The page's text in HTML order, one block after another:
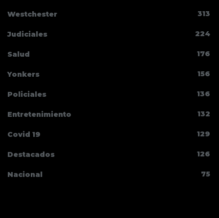
Westchester 313
Judiciales 224
Salud 176
Yonkers 156
Policiales 136
Entretenimiento 132
Covid 19 129
Destacados 126
Nacional 75